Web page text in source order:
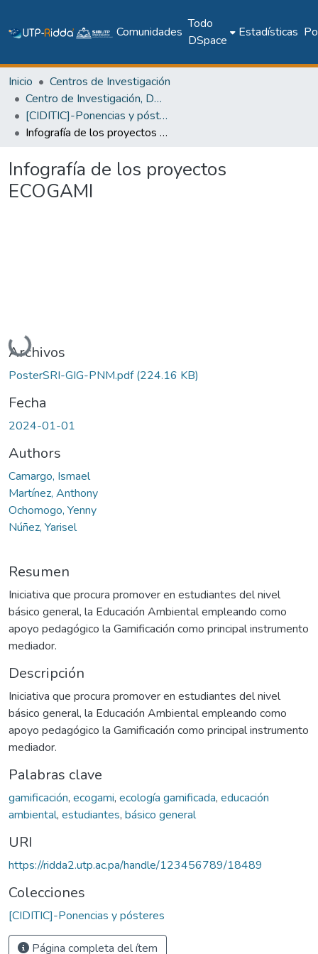
Comunidades
Todo
DSpace
Estadísticas
Inicio
Centros de Investigación
Centro de Investigación, Desarrollo e Innovación en TIC
[CIDITIC]-Ponencias y pósteres
Infografía de los proyectos ECOGAMI
Infografía de los proyectos
ECOGAMI
Cargando...
Archivos
PosterSRI-GIG-PNM.pdf(224.16 KB)
Fecha
2024-01-01
Authors
Camargo, Ismael
Martínez, Anthony
Ochomogo, Yenny
Núñez, Yarisel
Resumen
Iniciativa que procura promover en estudiantes del nivel
básico general, la Educación Ambiental empleando como
apoyo pedagógico la Gamificación como principal instrumento
mediador.
Descripción
Iniciativa que procura promover en estudiantes del nivel
básico general, la Educación Ambiental empleando como
apoyo pedagógico la Gamificación como principal instrumento
mediador.
Palabras clave
gamificación, ecogami, ecología gamificada, educación
ambiental, estudiantes, básico general
URI
https://ridda2.utp.ac.pa/handle/123456789/18489
Colecciones
[CIDITIC]-Ponencias y pósteres
Página completa del ítem